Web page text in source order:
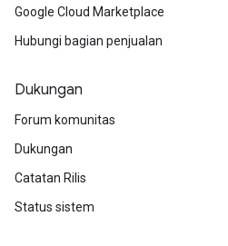
Google Cloud Marketplace
Hubungi bagian penjualan
Dukungan
Forum komunitas
Dukungan
Catatan Rilis
Status sistem